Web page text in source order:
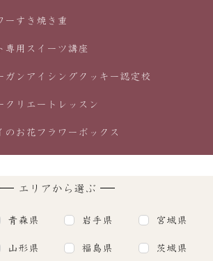
ーすき焼き重
専用スイーツ講座
ガンアイシングクッキー認定校
クリエートレッスン
のお花フラワーボックス
エリアから選ぶ
青森県 岩手県 宮城県
山形県 福島県 茨城県